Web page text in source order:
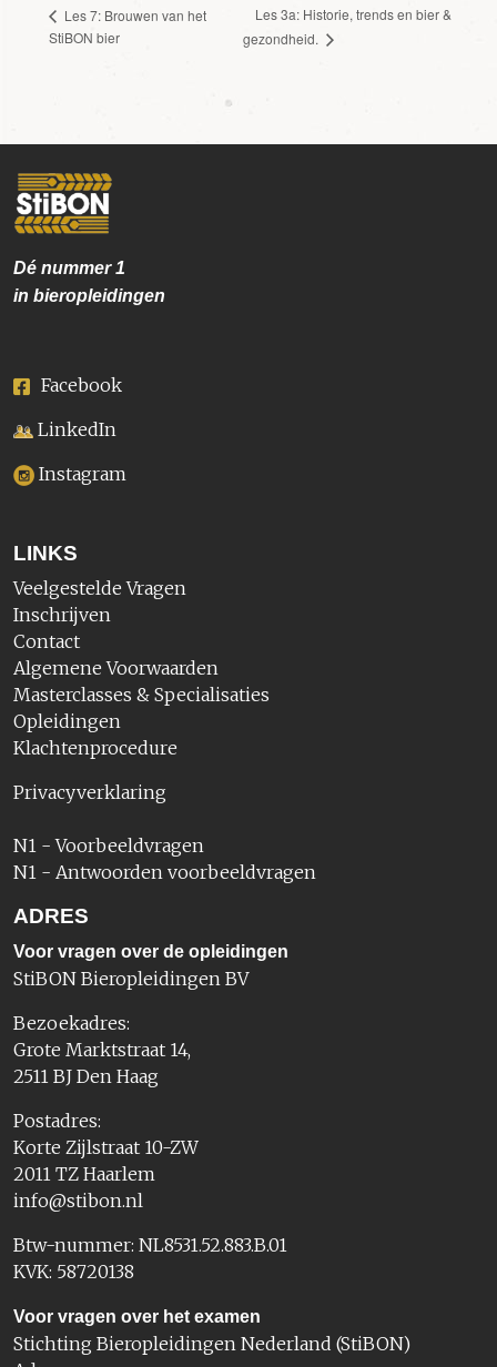
Les 7: Brouwen van het
StiBON bier
Les 3a: Historie, trends en bier &
gezondheid.
Dé nummer1
in bieropleidingen
Facebook
LinkedIn
Instagram
LINKS
Veelgestelde Vragen
Inschrijven
Contact
Algemene Voorwaarden
Masterclasses & Specialisaties
Opleidingen
Klachtenprocedure
Privacyverklaring
N1 - Voorbeeldvragen
N1 - Antwoorden voorbeeldvragen
ADRES
Voor vragen over de opleidingen
StiBON Bieropleidingen BV
Bezoekadres:
Grote Marktstraat 14,
2511 BJ Den Haag
Postadres:
Korte Zijlstraat 10-ZW
2011 TZ Haarlem
info@stibon.nl
Btw-nummer: NL8531.52.883.B.01
KVK: 58720138
Voor vragen over het examen
Stichting Bieropleidingen Nederland (StiBON)